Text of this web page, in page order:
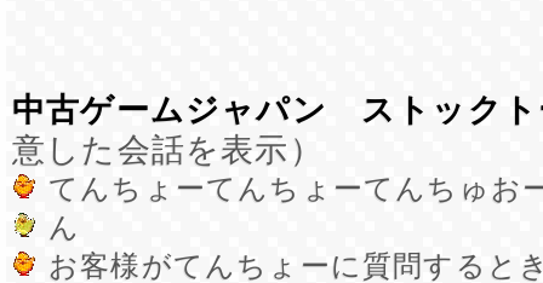
中古ゲームジャパン ストックト
意した会話を表示）
てんちょーてんちょーてんちゅお
ん
お客様がてんちょーに質問すると